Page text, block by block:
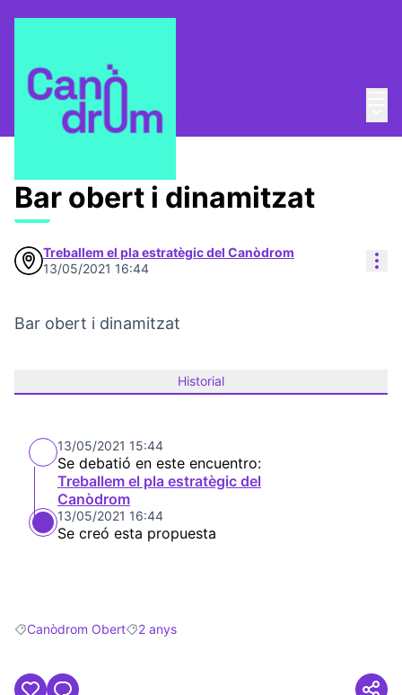
Pla Estratègic Propuestas
Bar obert i dinamitzat
Treballem el pla estratègic del Canòdrom
13/05/2021 16:44
Bar obert i dinamitzat
Historial
13/05/2021 15:44
Se debatió en este encuentro:
Treballem el pla estratègic del
Canòdrom
13/05/2021 16:44
Se creó esta propuesta
Resultados al filtrar por: Canòdrom Obert
Canòdrom ObertResultados al filtrar por: 2 anys
2 anys